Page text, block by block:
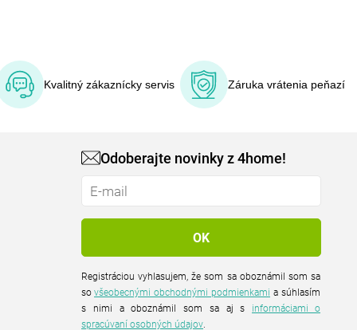
Kvalitný zákaznícky servis Záruka vrátenia peňazí
Odoberajte novinky z 4home!
Registráciou vyhlasujem, že som sa oboznámil som sa
sovšeobecnými obchodnými podmienkami a súhlasím
s nimi a oboznámil som sa aj s informáciami o
spracúvaní osobných údajov.